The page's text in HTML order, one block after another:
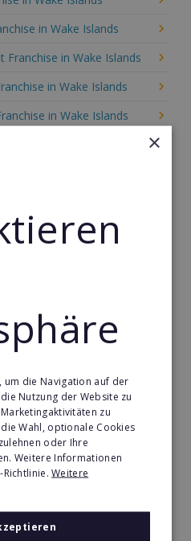
in Wake Islands
in Wake Islands
in Wake Islands
in Wake Islands
Wake Islands
Islands
Wake Islands
in Wake Islands
Franchise in Wake Islands
in Wake Islands
in Wake Islands
Islands
in Wake Islands
Islands
Wake Islands
×
um die Navigation auf der
Nutzung der Website zu
zu
Wahl, optionale Cookies
oder Ihre
Weitere Informationen
Richtlinie.Weitere